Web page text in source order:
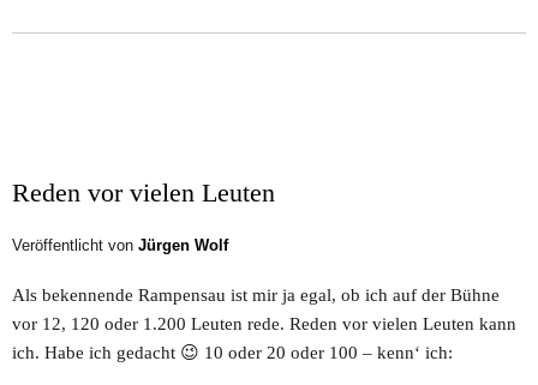
Reden vor vielen Leuten
Veröffentlicht von Jürgen Wolf
Als bekennende Rampensau ist mir ja egal, ob ich auf der Bühne
vor 12, 120 oder 1.200 Leuten rede. Reden vor vielen Leuten kann
ich. Habe ich gedacht 😉 10 oder 20 oder 100 – kenn‘ ich: